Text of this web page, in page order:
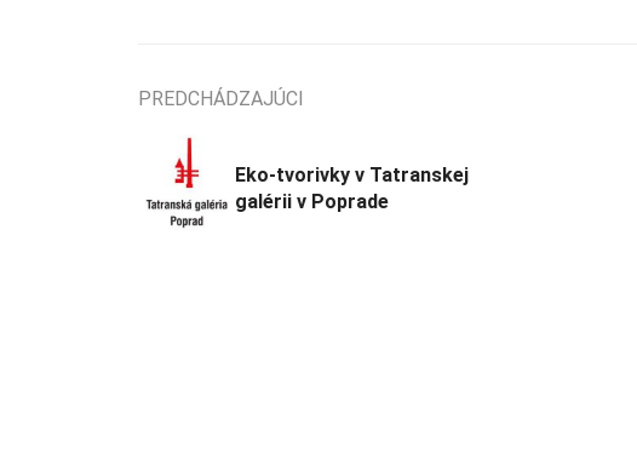
PREDCHÁDZAJÚCI
Eko-tvorivky v Tatranskej
galérii v Poprade